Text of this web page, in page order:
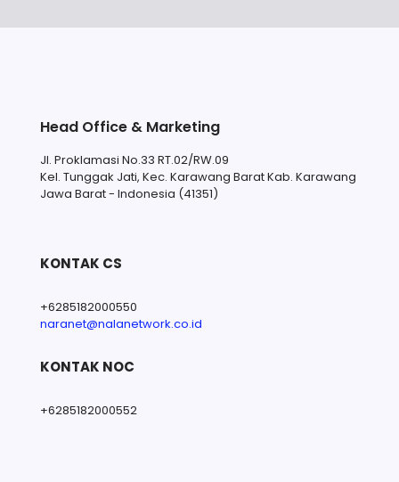
Head Office & Marketing
Jl. Proklamasi No.33 RT.02/RW.09
Kel. Tunggak Jati, Kec. Karawang Barat Kab. Karawang
Jawa Barat - Indonesia (41351)
KONTAK CS
+6285182000550
naranet@nalanetwork.co.id
KONTAK NOC
+6285182000552